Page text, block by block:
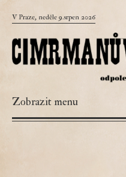
V Praze, neděle 9.srpen 2026
Zobrazit menu